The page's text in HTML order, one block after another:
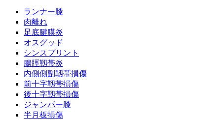
ランナー膝
肉離れ
足底腱膜炎
オスグッド
シンスプリント
腸脛靱帯炎
内側側副靱帯損傷
前十字靱帯損傷
後十字靱帯損傷
ジャンパー膝
半月板損傷